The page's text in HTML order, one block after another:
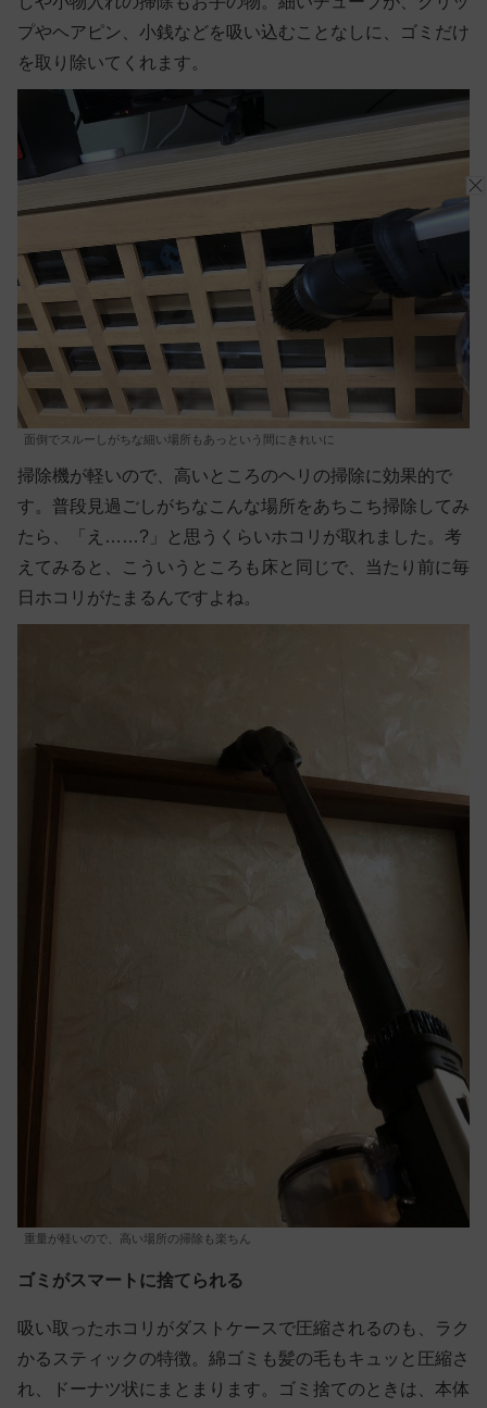
プやヘアピン、小銭などを吸い込むことなしに、ゴミだけ
を取り除いてくれます。
面倒でスルーしがちな細い場所もあっという間にきれいに
掃除機が軽いので、高いところのヘリの掃除に効果的で
す。普段見過ごしがちなこんな場所をあちこち掃除してみ
たら、「え……?」と思うくらいホコリが取れました。考
えてみると、こういうところも床と同じで、当たり前に毎
日ホコリがたまるんですよね。
重量が軽いので、高い場所の掃除も楽ちん
ゴミがスマートに捨てられる
吸い取ったホコリがダストケースで圧縮されるのも、ラク
かるスティックの特徴。綿ゴミも髪の毛もキュッと圧縮さ
れ、ドーナツ状にまとまります。ゴミ捨てのときは、本体